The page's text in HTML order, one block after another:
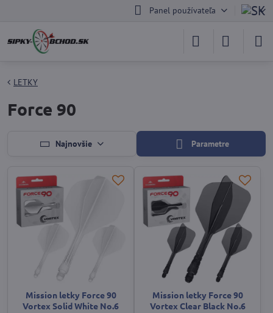
Panel používateľa
LETKY
Force 90
Najnovšie Parametre
Mission letky Force 90
Vortex Solid White No.6
Mission letky Force 90
Vortex Clear Black No.6